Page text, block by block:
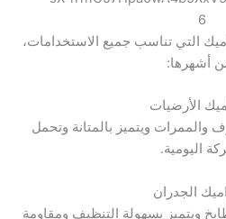
6
التي تناسب جميع الاستخدامات،
أشهرها:
الأرضيات
والممرات ويتميز بالمتانة وتحمل
اليومية.
الجدران
ويتميز بسهولة التنظيف ومقاومة